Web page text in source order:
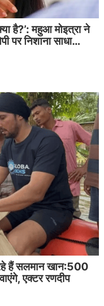
है?’: महुआ मोइत्रा ने
पर निशाना साधा…
हैं सलमान खान:500
एक्टर रणदीप